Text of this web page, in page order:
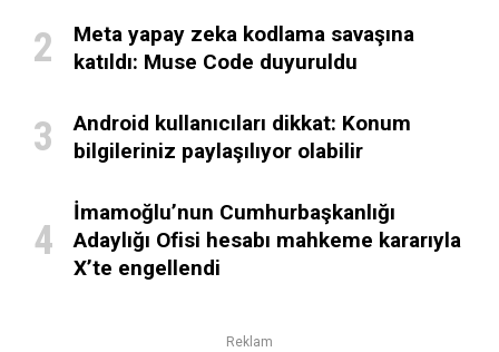
Meta yapay zeka kodlama savaşına
katıldı: Muse Code duyuruldu
Android kullanıcıları dikkat: Konum
bilgileriniz paylaşılıyor olabilir
İmamoğlu’nun Cumhurbaşkanlığı
Adaylığı Ofisi hesabı mahkeme kararıyla
X’te engellendi
Reklam